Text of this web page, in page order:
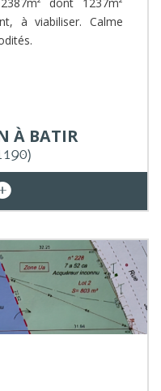
à viabiliser. Calme
À BATIR